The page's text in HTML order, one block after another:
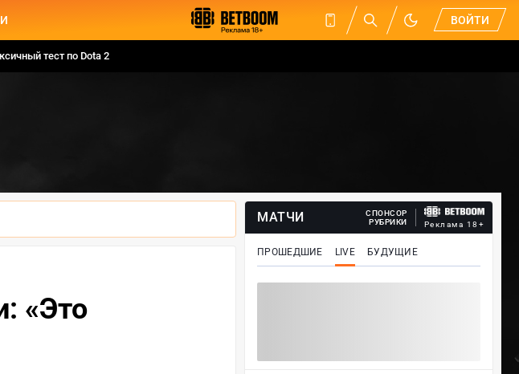
ВОЙТИ
тест по Dota 2
«Это
МАТЧИ
СПОНСОР
РУБРИКИ
Реклама 18+
ПРОШЕДШИЕ LIVE БУДУЩИЕ